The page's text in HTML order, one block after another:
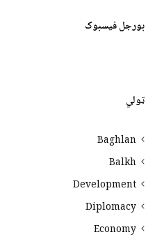
بورجل فیسبوک
ټولي
Baghlan
Balkh
Development
Diplomacy
Economy